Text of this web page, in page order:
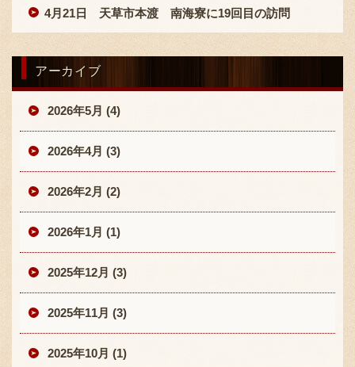
4月21日 天草市本渡 南海寮に19回目の訪問
アーカイブ
2026年5月 (4)
2026年4月 (3)
2026年2月 (2)
2026年1月 (1)
2025年12月 (3)
2025年11月 (3)
2025年10月 (1)